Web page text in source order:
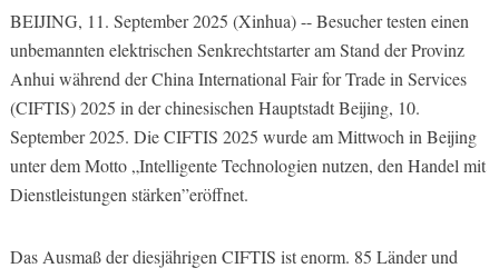
BEIJING, 11. September 2025 (Xinhua) -- Besucher testen einen
unbemannten elektrischen Senkrechtstarter am Stand der Provinz
Anhui während der China International Fair for Trade in Services
(CIFTIS) 2025 in der chinesischen Hauptstadt Beijing, 10.
September 2025. Die CIFTIS 2025 wurde am Mittwoch in Beijing
unter dem Motto „Intelligente Technologien nutzen, den Handel mit
Dienstleistungen stärken”eröffnet.
Das Ausmaß der diesjährigen CIFTIS ist enorm. 85 Länder und